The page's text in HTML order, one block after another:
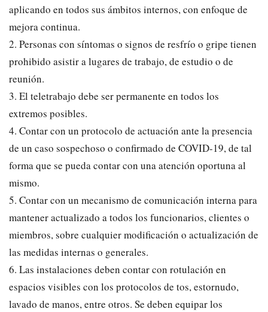
aplicando en todos sus ámbitos internos, con enfoque de
mejora continua.
2. Personas con síntomas o signos de resfrío o gripe tienen
prohibido asistir a lugares de trabajo, de estudio o de
reunión.
3. El teletrabajo debe ser permanente en todos los
extremos posibles.
4. Contar con un protocolo de actuación ante la presencia
de un caso sospechoso o confirmado de COVID-19, de tal
forma que se pueda contar con una atención oportuna al
mismo.
5. Contar con un mecanismo de comunicación interna para
mantener actualizado a todos los funcionarios, clientes o
miembros, sobre cualquier modificación o actualización de
las medidas internas o generales.
6. Las instalaciones deben contar con rotulación en
espacios visibles con los protocolos de tos, estornudo,
lavado de manos, entre otros. Se deben equipar los